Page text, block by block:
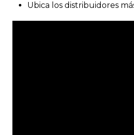
Ubica los distribuidores